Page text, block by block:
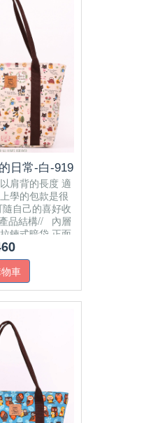
日常-白-919
肩背的長度 適
學的包款是很
自己的喜好收
品結構// 內層
鍊式暗袋 正面
織帶 面料材質
可置放A4紙
車